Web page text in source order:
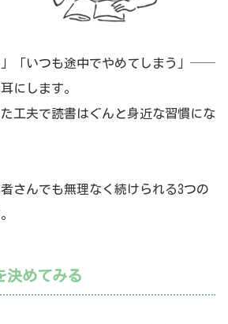
」「いつも途中でやめてしまう」──
にします。
工夫で読書はぐんと身近な習慣にな
さんでも無理なく続けられる3つの
決めてみる